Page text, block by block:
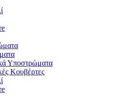
Υποστρώματα
Κουβέρτες